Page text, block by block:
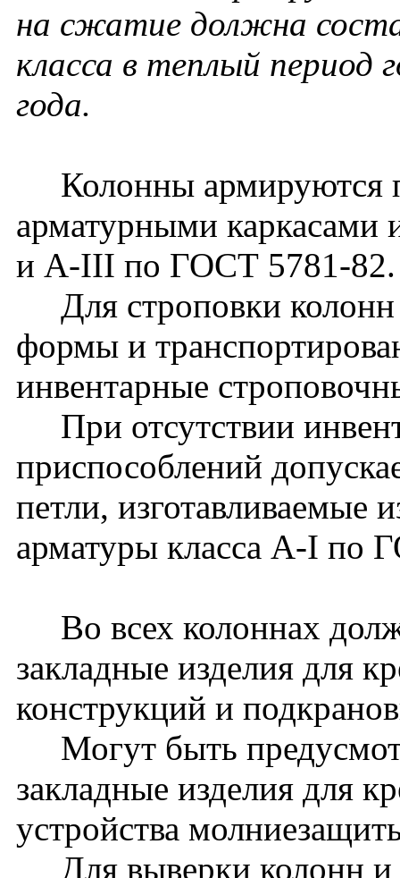
на сжатие должна
класса в теплый период
года.
Колонны армируются
арматурными каркасами
и A-III по ГОСТ 5781-82.
Для строповки колонн
формы и
инвентарные
При отсутствии
приспособлений
петли, изготавливаемые
арматуры класса A-I по
Во всех колоннах
закладные изделия для
конструкций и
Могут быть
закладные изделия для
устройства
Для выверки колонн